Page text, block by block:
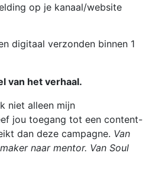
op je kanaal/website
digitaal verzonden binnen 1
van het verhaal.
niet alleen mijn
jou toegang tot een content-
dan deze campagne. Van
naar mentor. Van Soul